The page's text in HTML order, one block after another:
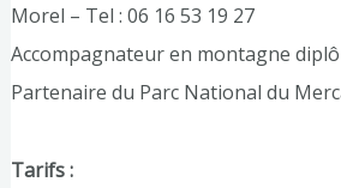
Morel – Tel : 06 16 53 19 27
Accompagnateur en montagne
Partenaire du Parc National du
Tarifs :